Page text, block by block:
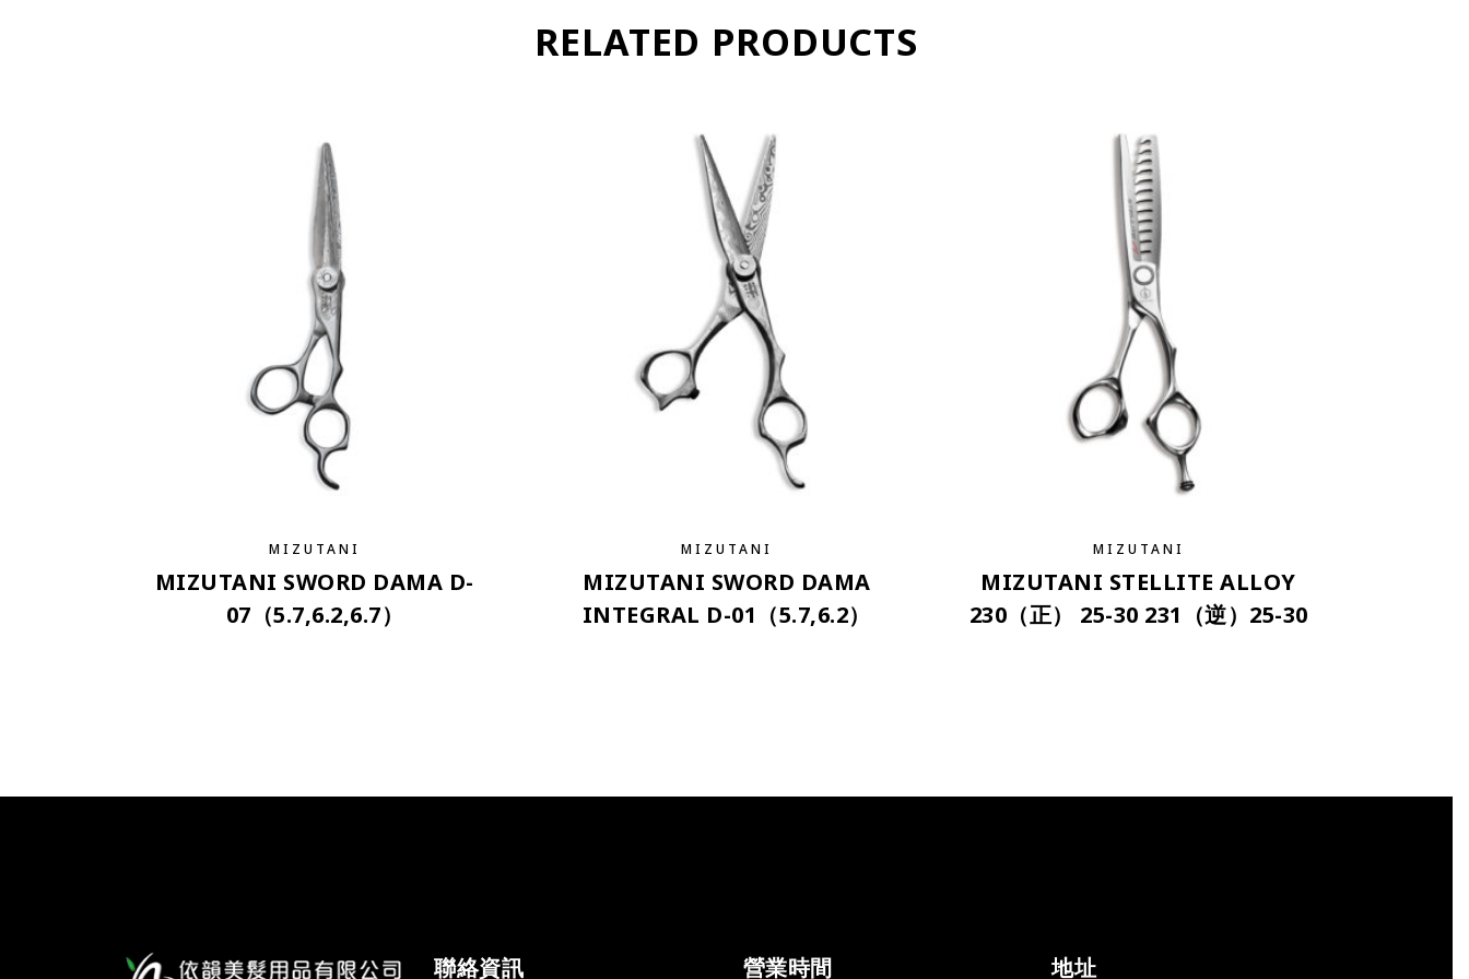
RELATED PRODUCTS
MIZUTANI
MIZUTANI SWORD DAMA D-
07（5.7,6.2,6.7）
MIZUTANI
MIZUTANI SWORD DAMA
INTEGRAL D-01（5.7,6.2）
MIZUTANI
MIZUTANI STELLITE ALLOY
230（正） 25-30 231（逆）25-30
聯絡資訊 營業時間 地址